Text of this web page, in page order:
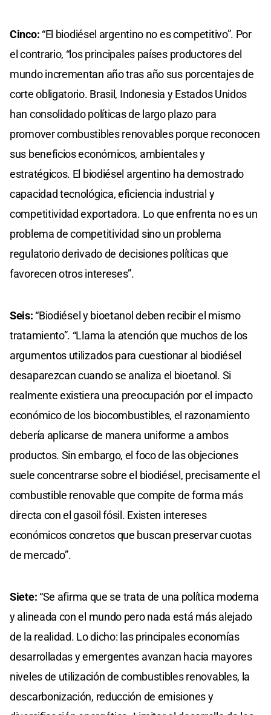
Cinco: “El biodiésel argentino no es competitivo”. Por
el contrario, “los principales países productores del
mundo incrementan año tras año sus porcentajes de
corte obligatorio. Brasil, Indonesia y Estados Unidos
han consolidado políticas de largo plazo para
promover combustibles renovables porque reconocen
sus beneficios económicos, ambientales y
estratégicos. El biodiésel argentino ha demostrado
capacidad tecnológica, eficiencia industrial y
competitividad exportadora. Lo que enfrenta no es un
problema de competitividad sino un problema
regulatorio derivado de decisiones políticas que
favorecen otros intereses”.
Seis: “Biodiésel y bioetanol deben recibir el mismo
tratamiento”. “Llama la atención que muchos de los
argumentos utilizados para cuestionar al biodiésel
desaparezcan cuando se analiza el bioetanol. Si
realmente existiera una preocupación por el impacto
económico de los biocombustibles, el razonamiento
debería aplicarse de manera uniforme a ambos
productos. Sin embargo, el foco de las objeciones
suele concentrarse sobre el biodiésel, precisamente el
combustible renovable que compite de forma más
directa con el gasoil fósil. Existen intereses
económicos concretos que buscan preservar cuotas
de mercado”.
Siete: “Se afirma que se trata de una política moderna
y alineada con el mundo pero nada está más alejado
de la realidad. Lo dicho: las principales economías
desarrolladas y emergentes avanzan hacia mayores
niveles de utilización de combustibles renovables, la
descarbonización, reducción de emisiones y